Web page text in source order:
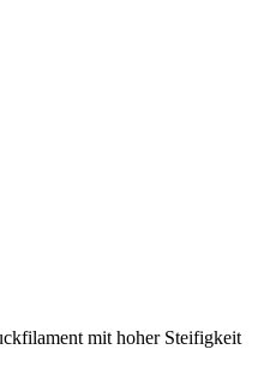
mit hoher Steifigkeit